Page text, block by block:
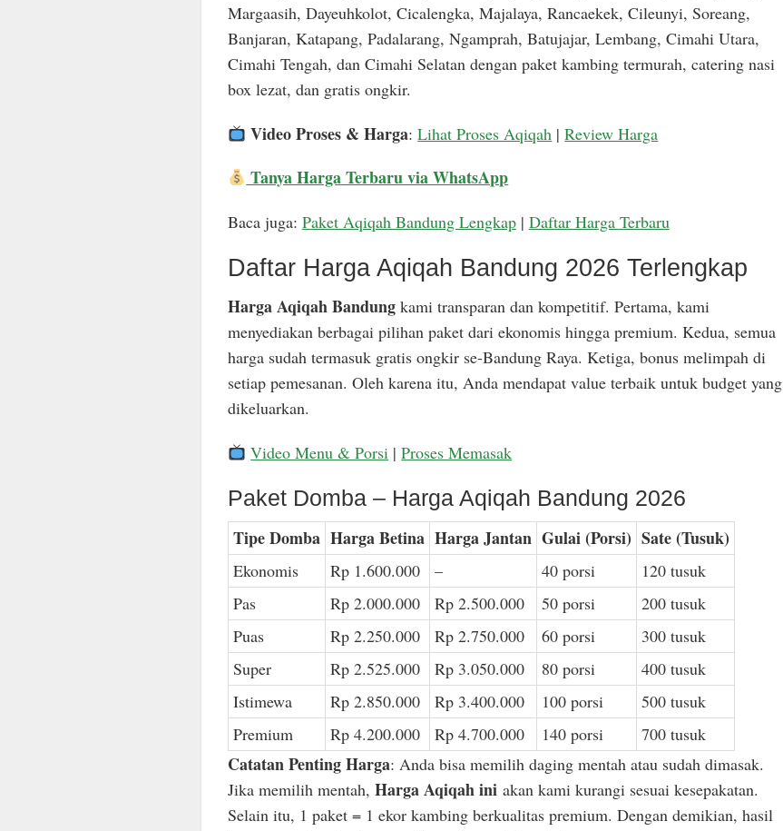
Margaasih, Dayeuhkolot, Cicalengka, Majalaya, Rancaekek, Cileunyi, Soreang,
Banjaran, Katapang, Padalarang, Ngamprah, Batujajar, Lembang, Cimahi Utara,
Cimahi Tengah, dan Cimahi Selatan dengan paket kambing termurah, catering nasi
box lezat, dan gratis ongkir.
Video Proses & Harga:Lihat Proses Aqiqah |Review Harga
Tanya Harga Terbaru via WhatsApp
Baca juga: Paket Aqiqah Bandung Lengkap| Daftar Harga Terbaru
Daftar Harga Aqiqah Bandung 2026 Terlengkap
Harga Aqiqah Bandungkami transparan dan kompetitif. Pertama, kami
menyediakan berbagai pilihan paket dari ekonomis hingga premium. Kedua, semua
harga sudah termasuk gratis ongkir se-Bandung Raya. Ketiga, bonus melimpah di
setiap pemesanan. Oleh karena itu, Anda mendapat value terbaik untuk budget yang
dikeluarkan.
Video Menu & Porsi |Proses Memasak
Paket Domba – Harga Aqiqah Bandung 2026
Tipe Domba Harga Betina Harga Jantan Gulai (Porsi) Sate (Tusuk)
Ekonomis Rp 1.600.000 – 40 porsi
120 tusuk
Pas
Rp 2.000.000 Rp 2.500.000 50 porsi
200 tusuk
Puas
Rp 2.250.000 Rp 2.750.000 60 porsi
300 tusuk
Super
Rp 2.525.000 Rp 3.050.000 80 porsi
400 tusuk
Istimewa
Rp 2.850.000 Rp 3.400.000 100 porsi
500 tusuk
Premium
Rp 4.200.000 Rp 4.700.000 140 porsi 700 tusuk
Catatan Penting Harga: Anda bisa memilih daging mentah atau sudah dimasak.
Jika memilih mentah, Harga Aqiqah iniakan kami kurangi sesuai kesepakatan.
Selain itu, 1 paket = 1 ekor kambing berkualitas premium. Dengan demikian, hasil